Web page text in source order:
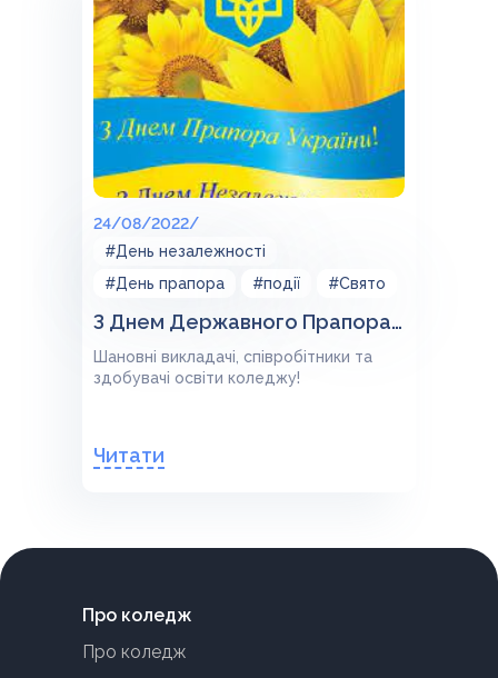
24/08/2022/
#День незалежності
#День прапора
#події #Свято
З Днем Державного Прапора України та Днем Незалежності України!
Шановні викладачі, співробітники та
здобувачі освіти коледжу!
Читати
Про коледж
Про коледж